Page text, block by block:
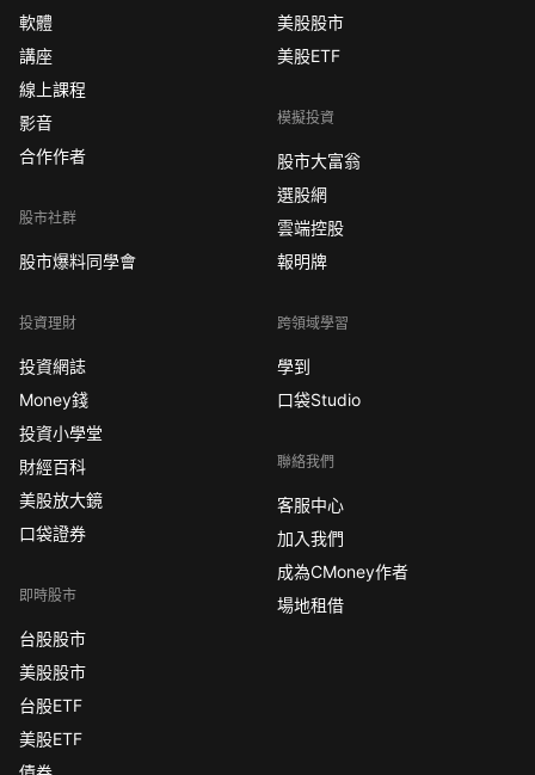
軟體
講座
線上課程
影音
合作作者
股市社群
股市爆料同學會
投資理財
投資網誌
Money錢
投資小學堂
財經百科
美股放大鏡
口袋證券
即時股市
台股股市
美股股市
台股ETF
美股ETF
美股股市
美股ETF
模擬投資
股市大富翁
選股網
雲端控股
報明牌
跨領域學習
學到
口袋Studio
聯絡我們
客服中心
加入我們
成為CMoney作者
場地租借